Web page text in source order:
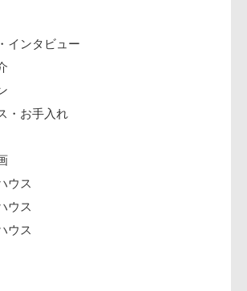
インタビュー
・お手入れ
ウス
ウス
ウス